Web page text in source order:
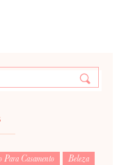
Para Casamento
Beleza